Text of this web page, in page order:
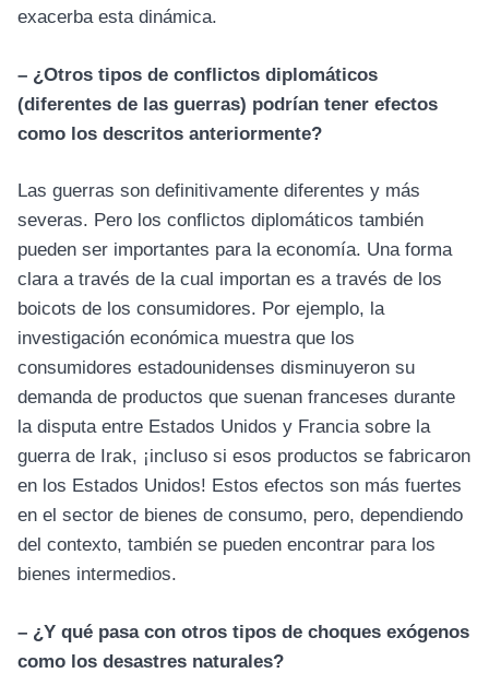
exacerba esta dinámica.
– ¿Otros tipos de conflictos diplomáticos
(diferentes de las guerras) podrían tener efectos
como los descritos anteriormente?
Las guerras son definitivamente diferentes y más
severas. Pero los conflictos diplomáticos también
pueden ser importantes para la economía. Una forma
clara a través de la cual importan es a través de los
boicots de los consumidores. Por ejemplo, la
investigación económica muestra que los
consumidores estadounidenses disminuyeron su
demanda de productos que suenan franceses durante
la disputa entre Estados Unidos y Francia sobre la
guerra de Irak, ¡incluso si esos productos se fabricaron
en los Estados Unidos! Estos efectos son más fuertes
en el sector de bienes de consumo, pero, dependiendo
del contexto, también se pueden encontrar para los
bienes intermedios.
– ¿Y qué pasa con otros tipos de choques exógenos
como los desastres naturales?